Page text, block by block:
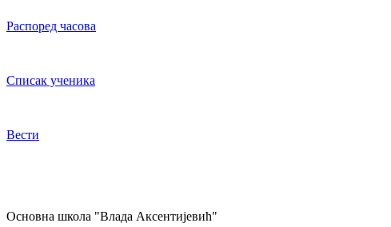
Распоред часова
Списак ученика
Вести
Oсновна школа "Влада Аксентијевић"